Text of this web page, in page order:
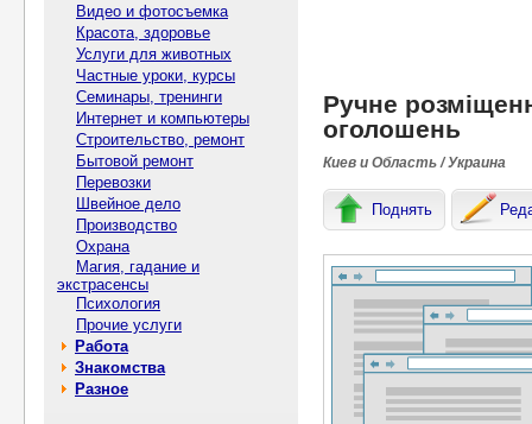
Видео и фотосъемка
Красота, здоровье
Услуги для животных
Частные уроки, курсы
Семинары, тренинги
Интернет и компьютеры
Строительство, ремонт
Бытовой ремонт
Перевозки
Швейное дело
Производство
Охрана
Магия, гадание и
экстрасенсы
Психология
Прочие услуги
Работа
Знакомства
Разное
Ручне
оголошень
Киев и Область / Украина
Поднять